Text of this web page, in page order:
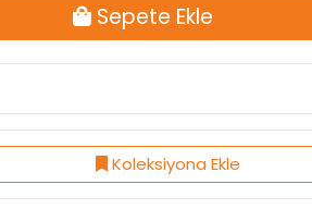
Koleksiyona Ekle